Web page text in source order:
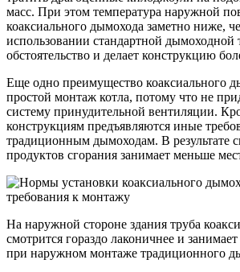
масс. При этом температура наружной
коаксиального дымохода заметно ниже,
использовании стандартной дымоходной
обстоятельство и делает конструкцию
Еще одно преимущество коаксиального
простой монтаж котла, потому что не
систему принудительной вентиляции.
конструкциям предъявляются иные
традиционным дымоходам. В результате
продуктов сгорания занимает меньше
На наружной стороне здания труба
смотрится гораздо лаконичнее и
при наружном монтаже традиционного